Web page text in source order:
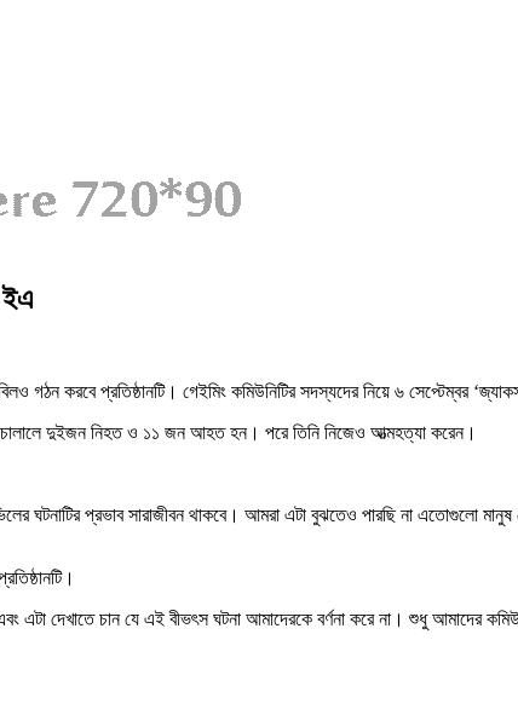
ইএ
গঠন করবে প্রতিষ্ঠানটি। গেইমিং কমিউনিটির সদস্যদের নিয়ে ৬ সেপ্টেম্বর
চালালে দুইজন নিহত ও ১১ জন আহত হন। পরে তিনি নিজেও আত্মহত্যা করেন।
ঘটনাটির প্রভাব সারাজীবন থাকবে। আমরা এটা বুঝতেও পারছি না এতোগুলো
দেখাতে চান যে এই বীভৎস ঘটনা আমাদেরকে বর্ণনা করে না। শুধু আমাদের